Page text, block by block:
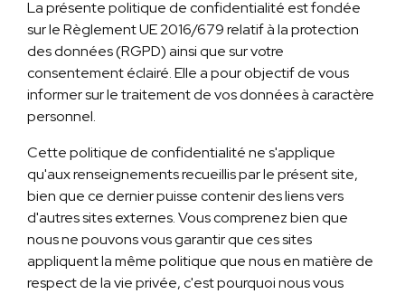
La présente politique de confidentialité est fondée
sur le Règlement UE 2016/679 relatif à la protection
des données (RGPD) ainsi que sur votre
consentement éclairé. Elle a pour objectif de vous
informer sur le traitement de vos données à caractère
personnel.
Cette politique de confidentialité ne s'applique
qu'aux renseignements recueillis par le présent site,
bien que ce dernier puisse contenir des liens vers
d'autres sites externes. Vous comprenez bien que
nous ne pouvons vous garantir que ces sites
appliquent la même politique que nous en matière de
respect de la vie privée, c'est pourquoi nous vous